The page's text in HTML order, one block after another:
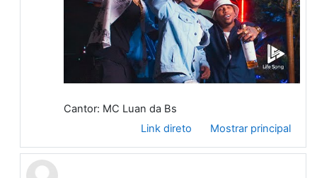
Vídeo
Cantor: MC Luan da Bs
Link direto
Mostrar principal